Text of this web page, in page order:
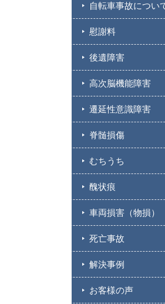
自転車事故につい
慰謝料
後遺障害
高次脳機能障害
遷延性意識障害
脊髄損傷
むちうち
醜状痕
車両損害（物損）
死亡事故
解決事例
お客様の声